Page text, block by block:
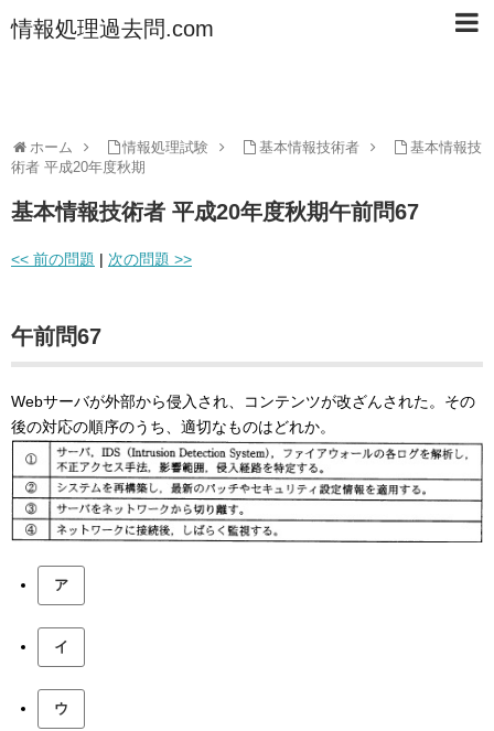
情報処理過去問.com
ホーム 情報処理試験 基本情報技術者
基本情報技
術者 平成20年度秋期
基本情報技術者 平成20年度秋期午前問67
<< 前の問題 | 次の問題 >>
午前問67
Webサーバが外部から侵入され、コンテンツが改ざんされた。その
後の対応の順序のうち、適切なものはどれか。
ア
イ
ウ